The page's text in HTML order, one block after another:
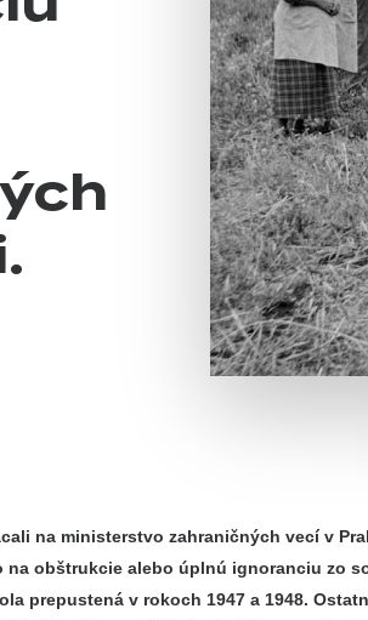
na ministerstvo zahraničných vecí v
obštrukcie alebo úplnú ignoranciu zo
prepustená v rokoch 1947 a 1948.